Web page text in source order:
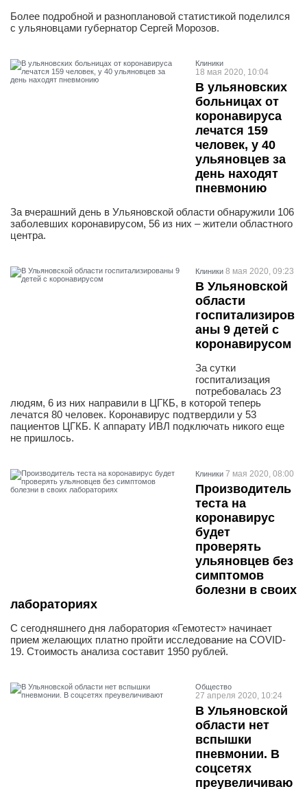
Более подробной и разноплановой статистикой поделился
с ульяновцами губернатор Сергей Морозов.
Клиники
18 мая 2020, 10:04
В ульяновских
больницах от
коронавируса
лечатся 159
человек, у 40
ульяновцев за
день находят
пневмонию
За вчерашний день в Ульяновской области обнаружили 106
заболевших коронавирусом, 56 из них – жители областного
центра.
Клиники 8 мая 2020, 09:23
В Ульяновской
области
госпитализиров
аны 9 детей с
коронавирусом
За сутки
госпитализация
потребовалась 23
людям, 6 из них направили в ЦГКБ, в которой теперь
лечатся 80 человек. Коронавирус подтвердили у 53
пациентов ЦГКБ. К аппарату ИВЛ подключать никого еще
не пришлось.
Клиники 7 мая 2020, 08:00
Производитель
теста на
коронавирус
будет
проверять
ульяновцев без
симптомов
болезни в своих
лабораториях
С сегодняшнего дня лаборатория «Гемотест» начинает
прием желающих платно пройти исследование на COVID-
19. Стоимость анализа составит 1950 рублей.
Общество
27 апреля 2020, 10:24
В Ульяновской
области нет
вспышки
пневмонии. В
соцсетях
преувеличиваю